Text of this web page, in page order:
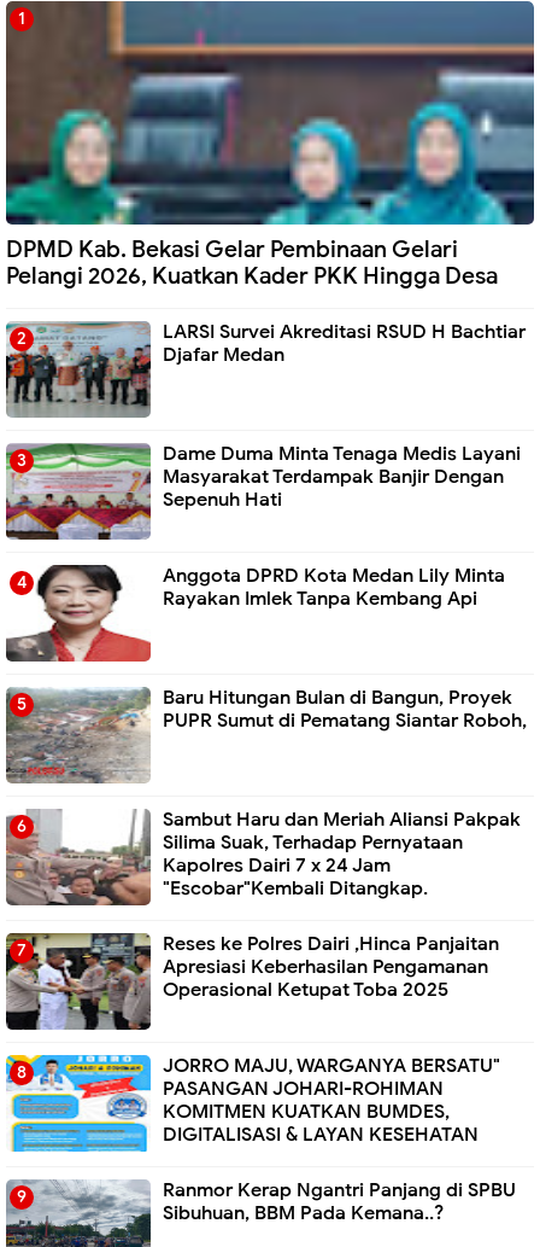
DPMD Kab. Bekasi Gelar Pembinaan Gelari
Pelangi 2026, Kuatkan Kader PKK Hingga Desa
LARSI Survei Akreditasi RSUD H Bachtiar
Djafar Medan
Dame Duma Minta Tenaga Medis Layani
Masyarakat Terdampak Banjir Dengan
Sepenuh Hati
Anggota DPRD Kota Medan Lily Minta
Rayakan Imlek Tanpa Kembang Api
Baru Hitungan Bulan di Bangun, Proyek
PUPR Sumut di Pematang Siantar Roboh,
Sambut Haru dan Meriah Aliansi Pakpak
Silima Suak, Terhadap Pernyataan
Kapolres Dairi 7 x 24 Jam
"Escobar"Kembali Ditangkap.
Reses ke Polres Dairi ,Hinca Panjaitan
Apresiasi Keberhasilan Pengamanan
Operasional Ketupat Toba 2025
JORRO MAJU, WARGANYA BERSATU"
PASANGAN JOHARI-ROHIMAN
KOMITMEN KUATKAN BUMDES,
DIGITALISASI & LAYAN KESEHATAN
Ranmor Kerap Ngantri Panjang di SPBU
Sibuhuan, BBM Pada Kemana..?